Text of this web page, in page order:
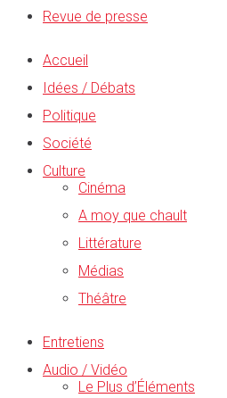
Revue de presse
Accueil
Idées / Débats
Politique
Société
Culture
Cinéma
A moy que chault
Littérature
Médias
Théâtre
Entretiens
Audio / Vidéo
Le Plus d’Éléments